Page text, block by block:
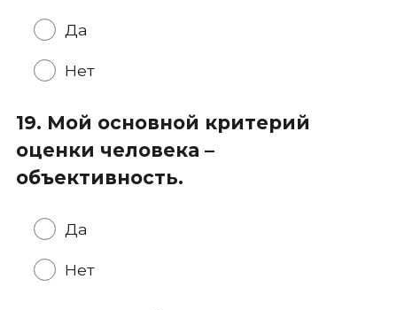
Да
Нет
19. Мой основной критерий
оценки человека –
объективность.
Да
Нет